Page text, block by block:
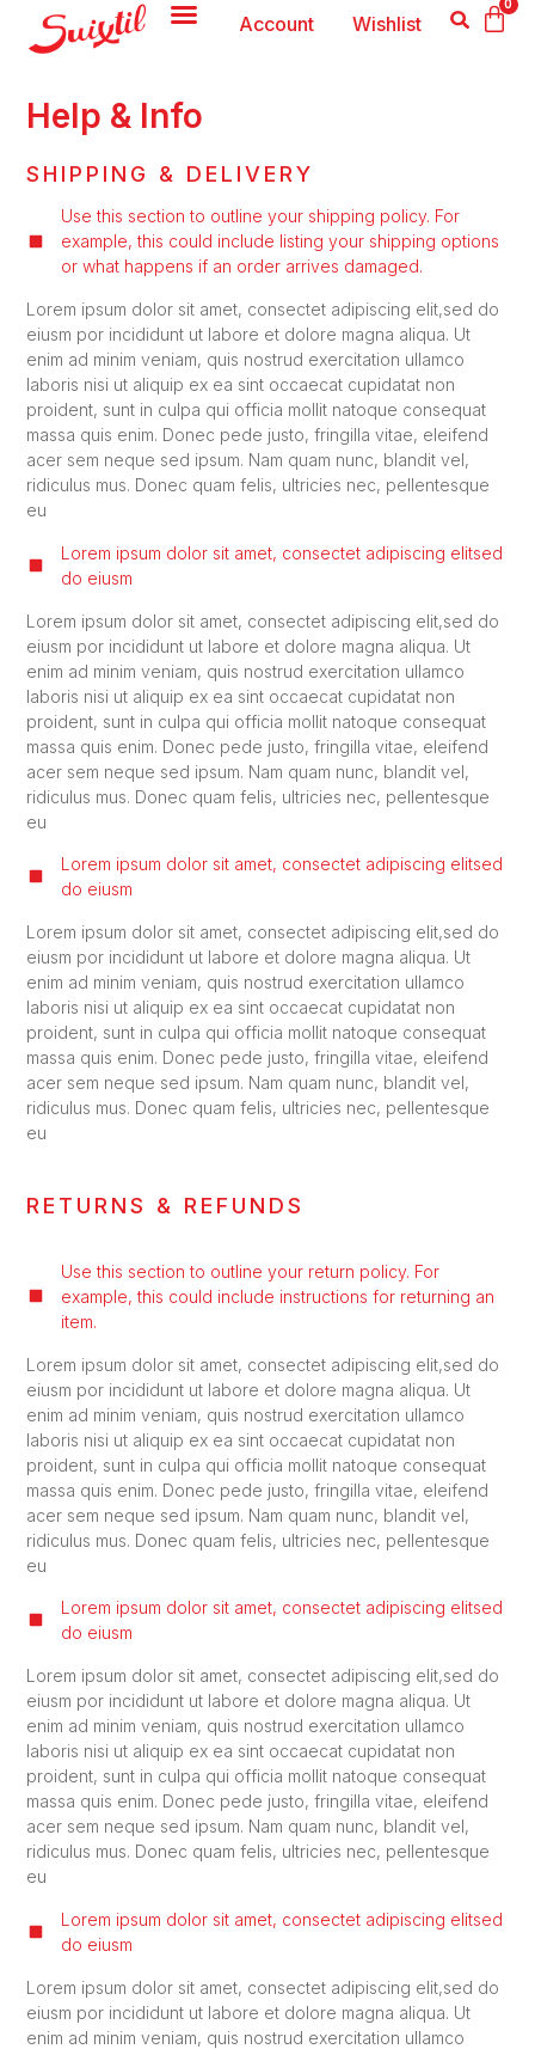
0
Account Wishlist
Help & Info
SHIPPING & DELIVERY
Use this section to outline your shipping policy. For
example, this could include listing your shipping options
or what happens if an order arrives damaged.
Lorem ipsum dolor sit amet, consectet adipiscing elit,sed do
eiusm por incididunt ut labore et dolore magna aliqua. Ut
enim ad minim veniam, quis nostrud exercitation ullamco
laboris nisi ut aliquip ex ea sint occaecat cupidatat non
proident, sunt in culpa qui officia mollit natoque consequat
massa quis enim. Donec pede justo, fringilla vitae, eleifend
acer sem neque sed ipsum. Nam quam nunc, blandit vel,
ridiculus mus. Donec quam felis, ultricies nec, pellentesque
eu
Lorem ipsum dolor sit amet, consectet adipiscing elitsed
do eiusm
Lorem ipsum dolor sit amet, consectet adipiscing elit,sed do
eiusm por incididunt ut labore et dolore magna aliqua. Ut
enim ad minim veniam, quis nostrud exercitation ullamco
laboris nisi ut aliquip ex ea sint occaecat cupidatat non
proident, sunt in culpa qui officia mollit natoque consequat
massa quis enim. Donec pede justo, fringilla vitae, eleifend
acer sem neque sed ipsum. Nam quam nunc, blandit vel,
ridiculus mus. Donec quam felis, ultricies nec, pellentesque
eu
Lorem ipsum dolor sit amet, consectet adipiscing elitsed
do eiusm
Lorem ipsum dolor sit amet, consectet adipiscing elit,sed do
eiusm por incididunt ut labore et dolore magna aliqua. Ut
enim ad minim veniam, quis nostrud exercitation ullamco
laboris nisi ut aliquip ex ea sint occaecat cupidatat non
proident, sunt in culpa qui officia mollit natoque consequat
massa quis enim. Donec pede justo, fringilla vitae, eleifend
acer sem neque sed ipsum. Nam quam nunc, blandit vel,
ridiculus mus. Donec quam felis, ultricies nec, pellentesque
eu
RETURNS & REFUNDS
Use this section to outline your return policy. For
example, this could include instructions for returning an
item.
Lorem ipsum dolor sit amet, consectet adipiscing elit,sed do
eiusm por incididunt ut labore et dolore magna aliqua. Ut
enim ad minim veniam, quis nostrud exercitation ullamco
laboris nisi ut aliquip ex ea sint occaecat cupidatat non
proident, sunt in culpa qui officia mollit natoque consequat
massa quis enim. Donec pede justo, fringilla vitae, eleifend
acer sem neque sed ipsum. Nam quam nunc, blandit vel,
ridiculus mus. Donec quam felis, ultricies nec, pellentesque
eu
Lorem ipsum dolor sit amet, consectet adipiscing elitsed
do eiusm
Lorem ipsum dolor sit amet, consectet adipiscing elit,sed do
eiusm por incididunt ut labore et dolore magna aliqua. Ut
enim ad minim veniam, quis nostrud exercitation ullamco
laboris nisi ut aliquip ex ea sint occaecat cupidatat non
proident, sunt in culpa qui officia mollit natoque consequat
massa quis enim. Donec pede justo, fringilla vitae, eleifend
acer sem neque sed ipsum. Nam quam nunc, blandit vel,
ridiculus mus. Donec quam felis, ultricies nec, pellentesque
eu
Lorem ipsum dolor sit amet, consectet adipiscing elitsed
do eiusm
Lorem ipsum dolor sit amet, consectet adipiscing elit,sed do
eiusm por incididunt ut labore et dolore magna aliqua. Ut
enim ad minim veniam, quis nostrud exercitation ullamco